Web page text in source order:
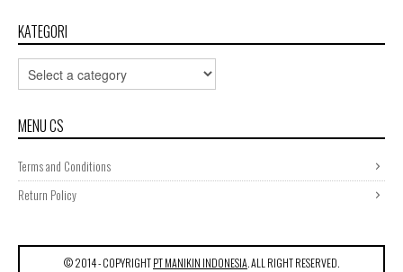
KATEGORI
MENU CS
Terms and Conditions
Return Policy
© 2014 - COPYRIGHTPT MANIKIN INDONESIA. ALL RIGHT RESERVED.